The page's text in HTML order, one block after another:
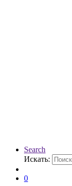
Search
Искать:
0